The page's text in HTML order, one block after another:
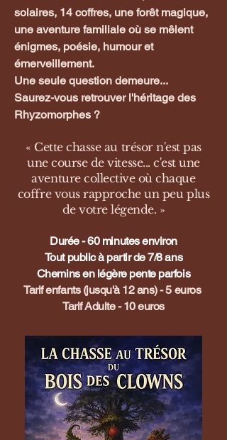
solaires, 14 coffres, une forêt magique,
une aventure familiale où se mêlent
énigmes, poésie, humour et
émerveillement.
Une seule question demeure...
Saurez-vous retrouver l'héritage des
Rhyzomorphes ?
« Cette chasse au trésor n'est pas
une course de vitesse... c'est une
aventure collective où chaque
coffre vous rapproche un peu plus
de votre légende. »
Durée - 60 minutes environ
Tout public à partir de 7/8 ans
Chemins en légère pente parfois
Tarif enfants (jusqu'à 12 ans) - 5 euros
Tarif Adulte - 10 euros